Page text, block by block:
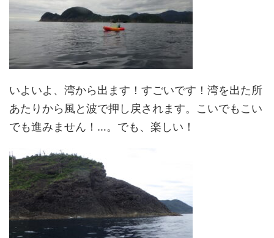
いよいよ、湾から出ます！すごいです！湾を出た所
あたりから風と波で押し戻されます。こいでもこい
でも進みません！…。でも、楽しい！